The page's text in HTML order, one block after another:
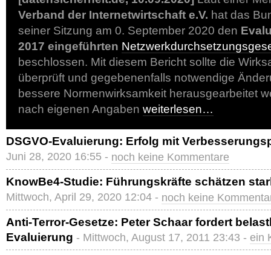
Verband der Internetwirtschaft e.V. hat das
seiner Sitzung am 0. September 2020 den
2017 eingeführten
beschlossen. Mit diesem Bericht sollte die
überprüft und gegebenenfalls notwendige
bessere Normenwirksamkeit herausgearbeitet
nach eigenen Angaben weiterlesen…
DSGVO-Evaluierung: Erfolg mit
Juni 28, 2020 16:55 - noch keine Kommentare
KnowBe4-Studie: Führungskräfte schätzen
Mittwoch, April 29, 2020 12:04 - noch keine
Anti-Terror-Gesetze: Peter Schaar fordert
Evaluierung - Mittwoch, August 17, 2011 23:43 - ein